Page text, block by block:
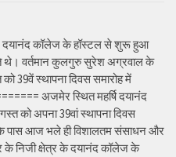
दयानंद कॉलेज के हॉस्टल से शुरू हुआ
थे। वर्तमान कुलगुरु सुरेश अग्रवाल के
39वें स्थापना दिवस समारोह में
अजमेर स्थित महर्षि दयानंद
को अपना 39वां स्थापना दिवस
के पास आज भले ही विशालतम संसाधन और
निजी क्षेत्र के दयानंद कॉलेज के